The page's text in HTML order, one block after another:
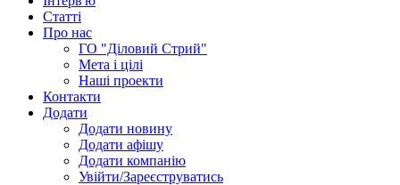
Статті
Про нас
ГО "Діловий Стрий"
Мета і цілі
Наші проекти
Контакти
Додати
Додати новину
Додати афішу
Додати компанію
Увійти/Зареєструватись